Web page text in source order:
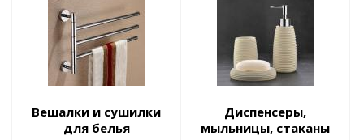
Вешалки и сушилки
для белья
Диспенсеры,
мыльницы, стаканы